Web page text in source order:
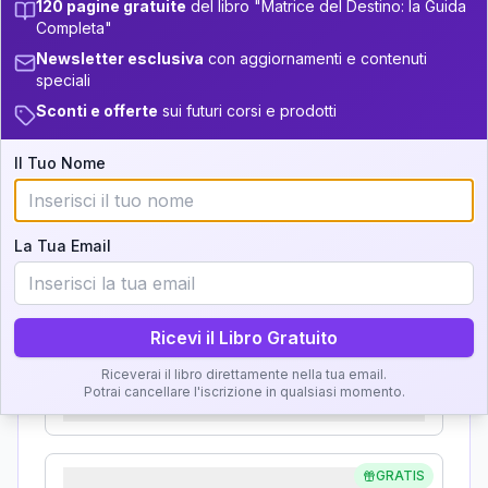
Analisi, Significato e
Interpretazione
Clicca su ogni zona per leggere la definizione e
l'interpretazione!
Importanza:
Karma Genitore-Figlio
Importanza:
GRATIS
120 pagine gratuite del libro "Matrice del Destino: la Guida
Completa"
Newsletter esclusiva con aggiornamenti e contenuti
speciali
Sconti e offerte sui futuri corsi e prodotti
Il Tuo Nome
La Tua Email
Ricevi il Libro Gratuito
Riceverai il libro direttamente nella tua email.
Potrai cancellare l'iscrizione in qualsiasi momento.